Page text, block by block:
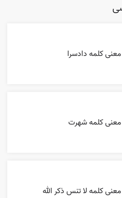
معنی کلمه دادسرا
معنی کلمه شهرت
معنی کلمه لا تنس ذکر الله